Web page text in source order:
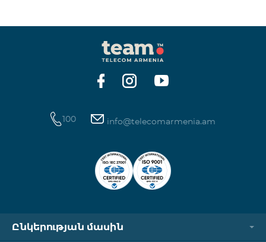
100 info@telecomarmenia.am
Ընկերության մասին